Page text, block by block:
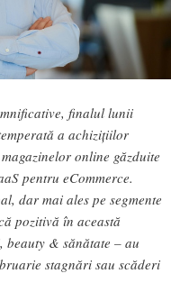
finalul lunii
a achizițiilor
online găzduite
pentru eCommerce.
dar mai ales pe segmente
pozitivă în această
& sănătate – au
stagnări sau scăderi